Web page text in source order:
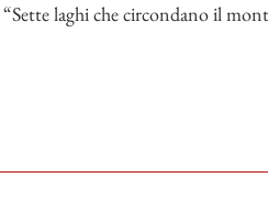
“Sette laghi che circondano il